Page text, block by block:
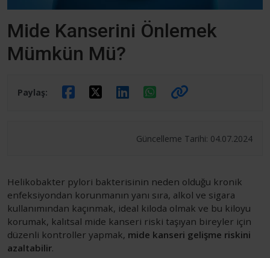
Mide Kanserini Önlemek
Mümkün Mü?
Paylaş:
Güncelleme Tarihi: 04.07.2024
Helikobakter pylori bakterisinin neden olduğu kronik
enfeksiyondan korunmanın yanı sıra, alkol ve sigara
kullanımından kaçınmak, ideal kiloda olmak ve bu kiloyu
korumak, kalıtsal mide kanseri riski taşıyan bireyler için
düzenli kontroller yapmak, mide kanseri gelişme riskini
azaltabilir.